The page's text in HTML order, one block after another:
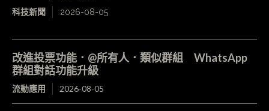
科技新聞 2026-08-05
改進投票功能．@所有人．類似群組 WhatsApp
群組對話功能升級
流動應用 2026-08-05